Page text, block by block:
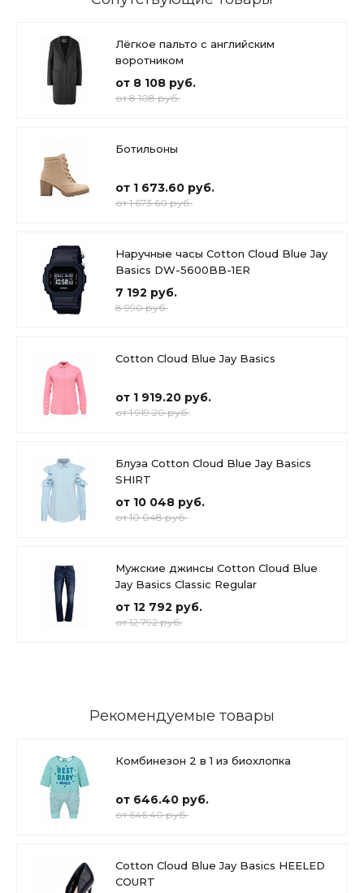
Лёгкое пальто с английским
воротником
от 8 108 руб.
от 8 108 руб.
Ботильоны
от 1 673.60 руб.
от 1 673.60 руб.
Наручные часы Cotton Cloud Blue Jay
Basics DW-5600BB-1ER
7 192 руб.
8 990 руб.
Cotton Cloud Blue Jay Basics
от 1 919.20 руб.
от 1 919.20 руб.
Блуза Cotton Cloud Blue Jay Basics
SHIRT
от 10 048 руб.
от 10 048 руб.
Мужские джинсы Cotton Cloud Blue
Jay Basics Classic Regular
от 12 792 руб.
от 12 792 руб.
Рекомендуемые товары
Комбинезон 2 в 1 из биохлопка
от 646.40 руб.
от 646.40 руб.
Cotton Cloud Blue Jay Basics HEELED
COURT